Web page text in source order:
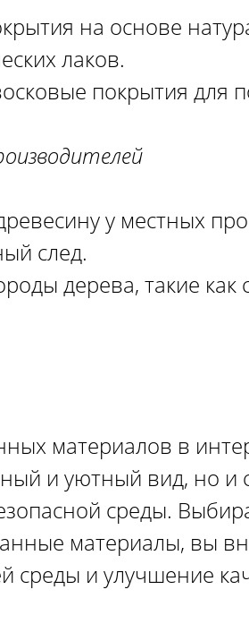
на основе
лаков.
покрытия для
у местных
след.
дерева, такие как
материалов в
и уютный вид, но и
среды.
материалы, вы
среды и улучшение